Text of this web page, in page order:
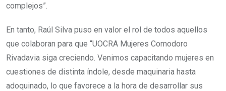
complejos”.
En tanto, Raúl Silva puso en valor el rol de todos aquellos
que colaboran para que “UOCRA Mujeres Comodoro
Rivadavia siga creciendo. Venimos capacitando mujeres en
cuestiones de distinta índole, desde maquinaria hasta
adoquinado, lo que favorece a la hora de desarrollar sus